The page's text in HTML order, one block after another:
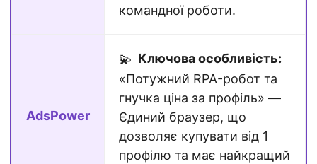
командної роботи.
AdsPower
💫 Ключова особливість:
«Потужний RPA-робот та
гнучка ціна за профіль» —
Єдиний браузер, що
дозволяє купувати від 1
профілю та має найкращий